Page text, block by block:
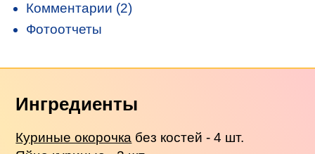
Комментарии (2)
Фотоотчеты
Ингредиенты
Куриные окорочка без костей - 4 шт.